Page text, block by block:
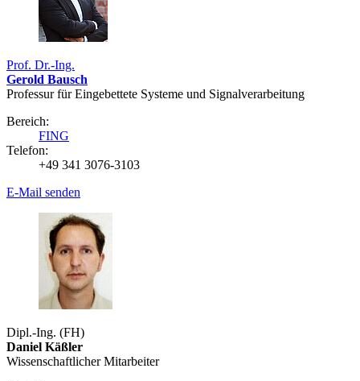
Prof. Dr.-Ing.
Gerold Bausch
Professur für Eingebettete Systeme und Signalverarbeitung
Bereich:
FING
Telefon:
+49 341 3076-3103
E-Mail senden
Dipl.-Ing. (FH)
Daniel Käßler
Wissenschaftlicher Mitarbeiter